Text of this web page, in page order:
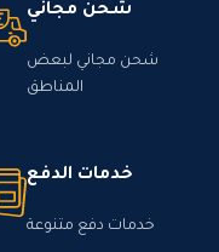
شحن مجاني
شحن مجاني لبعض
المناطق
خدمات الدفع
خدمات دفع متنوعة